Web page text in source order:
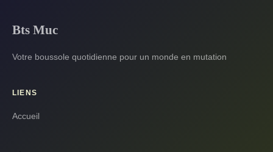
Bts Muc
Votre boussole quotidienne pour un monde en mutation
LIENS
Accueil